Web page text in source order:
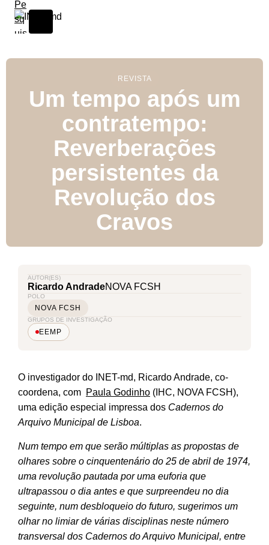
REVISTA
Um tempo após um
contratempo:
Reverberações
persistentes da
Revolução dos
Cravos
AUTOR(ES)
Ricardo AndradeNOVA FCSH
POLO
NOVA FCSH
GRUPOS DE INVESTIGAÇÃO
EEMP
O investigador do INET-md, Ricardo Andrade, co-
coordena, com Paula Godinho (IHC, NOVA FCSH),
uma edição especial impressa dos Cadernos do
Arquivo Municipal de Lisboa.
Num tempo em que serão múltiplas as propostas de
olhares sobre o cinquentenário do 25 de abril de 1974,
uma revolução pautada por uma euforia que
ultrapassou o dia antes e que surpreendeu no dia
seguinte, num desbloqueio do futuro, sugerimos um
olhar no limiar de várias disciplinas neste número
transversal dos Cadernos do Arquivo Municipal, entre